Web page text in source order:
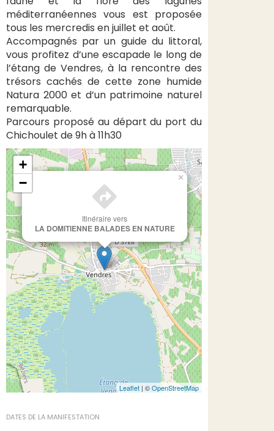
méditerranéennes vous est proposée
tous les mercredis en juillet et août.
Accompagnés par un guide du littoral,
vous profitez d’une escapade le long de
l’étang de Vendres, à la rencontre des
trésors cachés de cette zone humide
Natura 2000 et d’un patrimoine naturel
remarquable.
Parcours proposé au départ du port du
Chichoulet de 9h à 11h30
Itinéraire vers
LA DOMITIENNE BALADES EN NATURE
×
+
−
Leaflet | ©OpenStreetMap
DATES DE LA MANIFESTATION